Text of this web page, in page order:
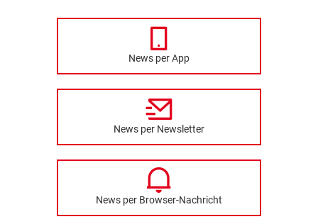
News per App
News per Newsletter
News per Browser-Nachricht